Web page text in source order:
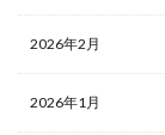
2026年2月
2026年1月